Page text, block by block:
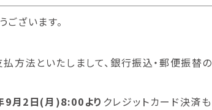
ざいます。
方法といたしまして、銀行振込・郵便振替の
9月2日(月)8:00より クレジットカード決済も